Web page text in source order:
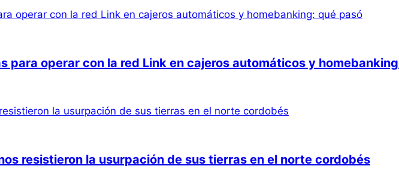
para operar con la red Link en cajeros automáticos y
resistieron la usurpación de sus tierras en el norte cordobés